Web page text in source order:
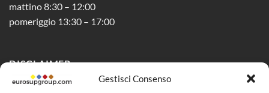
Gestisci Consenso
mattino 8:30 – 12:00
pomeriggio 13:30 – 17:00
DISCLAIMER